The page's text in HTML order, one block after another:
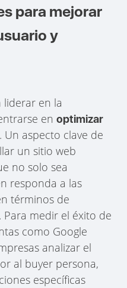
para mejorar
y
liderar en la
enoptimizar
. Un aspecto clave de
un sitio web
no solo sea
responda a las
términos de
. Para medir el éxito de
como Google
analizar el
al buyer persona,
específicas